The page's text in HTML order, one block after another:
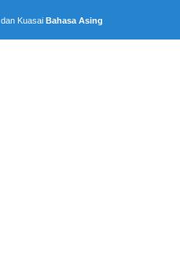
, dan Kuasai Bahasa Asing